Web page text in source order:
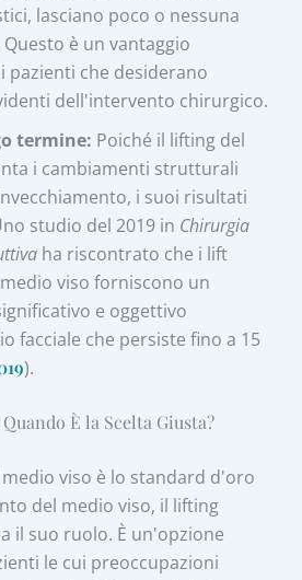
lasciano poco o nessuna
è un vantaggio
pazienti che desiderano
dell'intervento chirurgico.
termine: Poiché il lifting del
i cambiamenti strutturali
i suoi risultati
studio del 2019 in Chirurgia
ha riscontrato che i lift
viso forniscono un
e oggettivo
facciale che persiste fino a 15
).
È la Scelta Giusta?
viso è lo standard d'oro
del medio viso, il lifting
il suo ruolo. È un'opzione
le cui preoccupazioni